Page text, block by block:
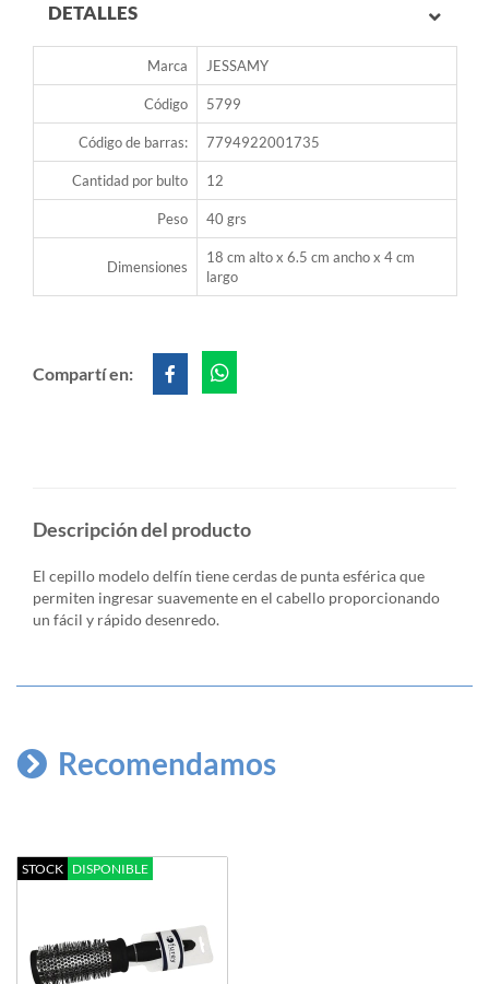
DETALLES
Marca JESSAMY
Código 5799
Código de barras: 7794922001735
Cantidad por bulto 12
Peso 40 grs
Dimensiones
18 cm alto x 6.5 cm ancho x 4 cm
largo
Compartí en:
Descripción del producto
El cepillo modelo delfín tiene cerdas de punta esférica que
permiten ingresar suavemente en el cabello proporcionando
un fácil y rápido desenredo.
Recomendamos
STOCK DISPONIBLE